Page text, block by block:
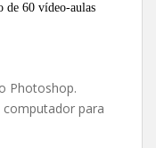
de 60 vídeo-aulas
Photoshop.
computador para